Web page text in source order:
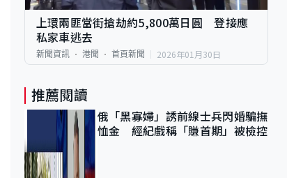
上環兩匪當街搶劫約5,800萬日圓 登接應
私家車逃去
新聞資訊 港聞 首頁新聞 2026年01月30日
推薦閱讀
俄「黑寡婦」誘前線士兵閃婚騙撫
恤金 經紀戲稱「賺首期」被檢控